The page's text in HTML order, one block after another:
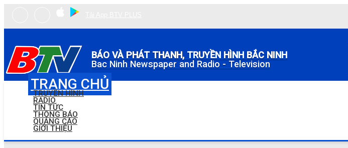
BÁO VÀ PHÁT THANH, TRUYỀN HÌNH BẮC NINH
Bac Ninh Newspaper and Radio - Television
TRANG CHỦ
TRUYỀN HÌNH
RADIO
TIN TỨC
THÔNG BÁO
QUẢNG CÁO
GIỚI THIỆU